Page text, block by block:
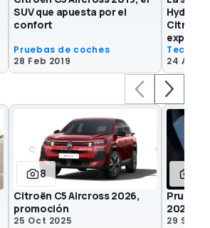
SUV que apuesta por el
confort
Pruebas de coches
28 Feb 2019
Citroën
24 Abr
8
Citroën C5 Aircross 2026,
promoción
25 Oct 2025
Prueba
2025
29 Sep